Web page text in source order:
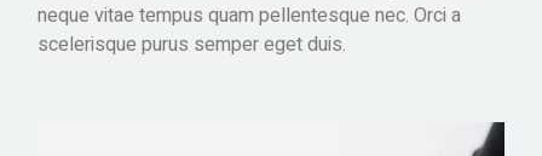
neque vitae tempus quam pellentesque nec. Orci a
scelerisque purus semper eget duis.